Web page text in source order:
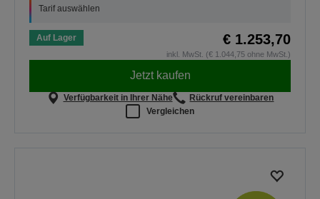
Tarif auswählen
Auf Lager € 1.253,70
inkl. MwSt. (€ 1.044,75 ohne MwSt.)
Jetzt kaufen
Verfügbarkeit in Ihrer Nähe
Rückruf vereinbaren
Vergleichen